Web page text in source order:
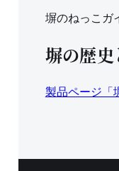
塀のねっこガ
塀の歴史
製品ページ「